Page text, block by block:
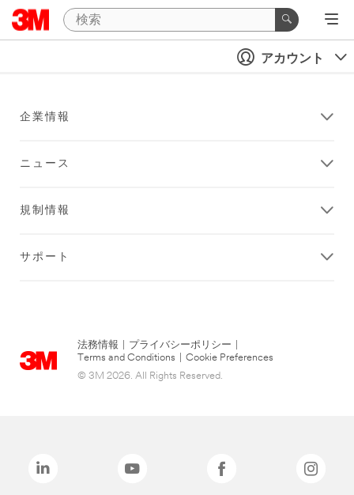
アカウント
企業情報
ニュース
規制情報
サポート
法務情報 プライバシーポリシー
Terms and Conditions
Cookie Preferences
© 3M 2026. All Rights Reserved.